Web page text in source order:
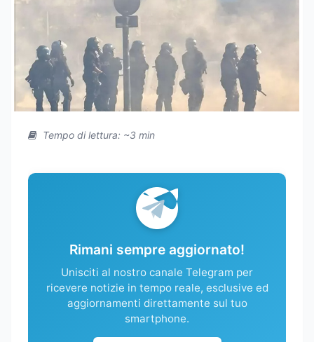
Tempo di lettura: ~3 min
Rimani sempre aggiornato!
Unisciti al nostro canale Telegram per
ricevere notizie in tempo reale, esclusive ed
aggiornamenti direttamente sul tuo
smartphone.